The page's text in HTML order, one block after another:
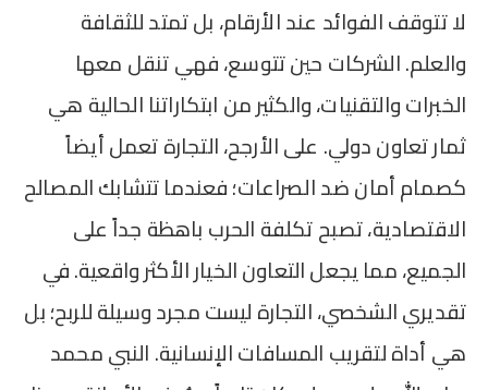
لا تتوقف الفوائد عند الأرقام، بل تمتد للثقافة
والعلم. الشركات حين تتوسع، فهي تنقل معها
الخبرات والتقنيات، والكثير من ابتكاراتنا الحالية هي
ثمار تعاون دولي. على الأرجح، التجارة تعمل أيضاً
كصمام أمان ضد الصراعات؛ فعندما تتشابك المصالح
الاقتصادية، تصبح تكلفة الحرب باهظة جداً على
الجميع، مما يجعل التعاون الخيار الأكثر واقعية. في
تقديري الشخصي، التجارة ليست مجرد وسيلة للربح؛ بل
هي أداة لتقريب المسافات الإنسانية. النبي محمد